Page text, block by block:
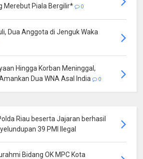
Merebut Piala Bergilir*
0
Dua Anggota di Jenguk Waka
Hingga Korban Meninggal,
Dua WNA Asal India
0
Riau beserta Jajaran berhasil
39 PMI Ilegal
Bidang OK MPC Kota